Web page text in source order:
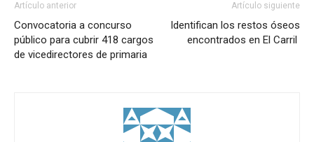
Artículo anterior
Convocatoria a concurso
público para cubrir 418 cargos
de vicedirectores de primaria
Artículo siguiente
Identifican los restos óseos
encontrados en El Carril